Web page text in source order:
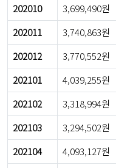
202010
3,699,490원
202011
3,740,863원
202012
3,770,552원
202101
4,039,255원
202102
3,318,994원
202103
3,294,502원
202104
4,093,127원